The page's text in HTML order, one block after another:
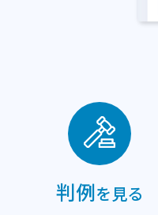
判例を見る